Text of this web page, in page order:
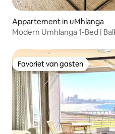
Appartement in uMhlanga
Modern Umhlanga 1-Bed |
Favoriet van gasten
Favoriet van gasten